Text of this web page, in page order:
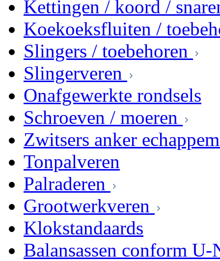
Kettingen / koord /
Koekoeksfluiten /
Slingers / toebehoren
Slingerveren
Onafgewerkte rondsels
Schroeven / moeren
Zwitsers anker
Tonpalveren
Palraderen
Grootwerkveren
Klokstandaards
Balansassen conform U-